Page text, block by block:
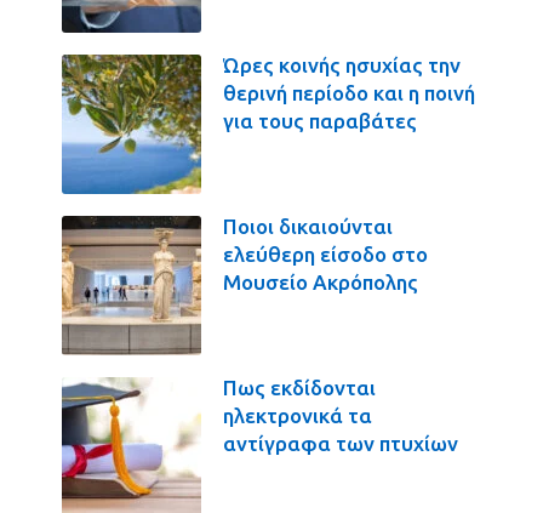
Ώρες κοινής ησυχίας την
θερινή περίοδο και η ποινή
για τους παραβάτες
Ποιοι δικαιούνται
ελεύθερη είσοδο στο
Μουσείο Ακρόπολης
Πως εκδίδονται
ηλεκτρονικά τα
αντίγραφα των πτυχίων